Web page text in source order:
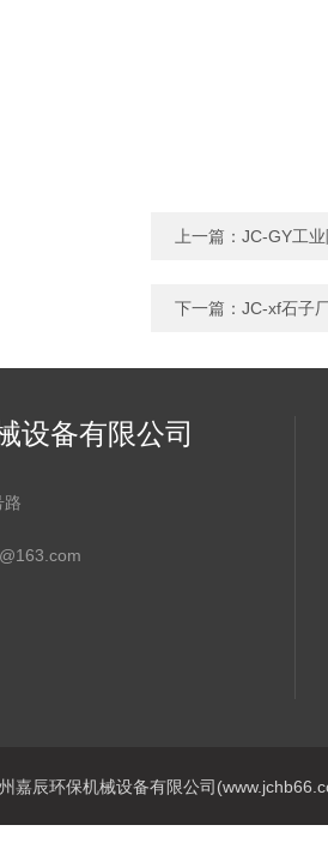
上一篇： JC-GY工
下一篇： JC-xf石子
设备有限公司
路
嘉辰环保机械设备有限公司